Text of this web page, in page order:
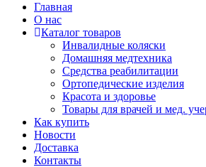
Главная
О нас
Каталог товаров
Инвалидные коляски
Домашняя медтехника
Средства реабилитации
Ортопедические изделия
Красота и здоровье
Товары для врачей и мед.
Как купить
Новости
Доставка
Контакты